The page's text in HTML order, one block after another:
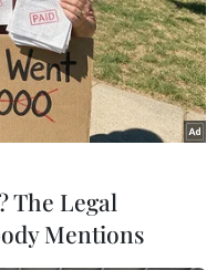
The Legal
Mentions